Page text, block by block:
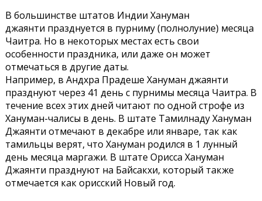
В большинстве штатов Индии Хануман
джаянти празднуется в пурниму (полнолуние) месяца
Чаитра. Но в некоторых местах есть свои
особенности праздника, или даже он может
отмечаться в другие даты.
Например, в Андхра Прадеше Хануман джаянти
празднуют через 41 день с пурнимы месяца Чаитра. В
течение всех этих дней читают по одной строфе из
Хануман-чалисы в день. В штате Тамилнаду Хануман
Джаянти отмечают в декабре или январе, так как
тамильцы верят, что Хануман родился в 1 лунный
день месяца маргажи. В штате Орисса Хануман
Джаянти празднуют на Байсакхи, который также
отмечается как орисский Новый год.